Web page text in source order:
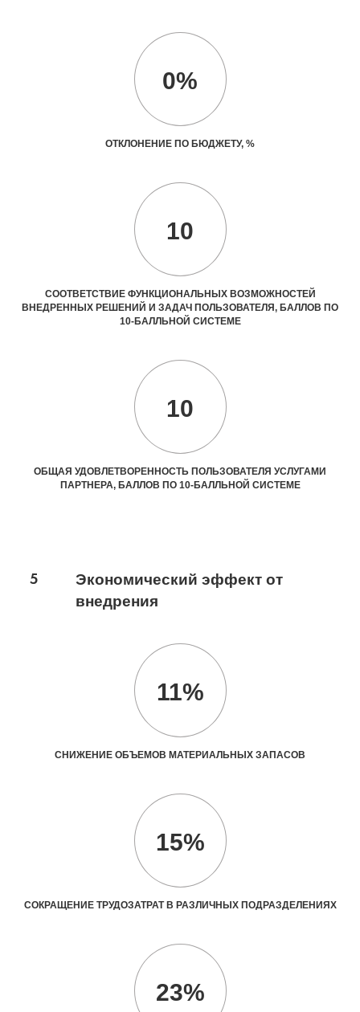
0%
ОТКЛОНЕНИЕ ПО БЮДЖЕТУ, %
10
СООТВЕТСТВИЕ ФУНКЦИОНАЛЬНЫХ ВОЗМОЖНОСТЕЙ
ВНЕДРЕННЫХ РЕШЕНИЙ И ЗАДАЧ ПОЛЬЗОВАТЕЛЯ, БАЛЛОВ ПО
10-БАЛЛЬНОЙ СИСТЕМЕ
10
ОБЩАЯ УДОВЛЕТВОРЕННОСТЬ ПОЛЬЗОВАТЕЛЯ УСЛУГАМИ
ПАРТНЕРА, БАЛЛОВ ПО 10-БАЛЛЬНОЙ СИСТЕМЕ
5
Экономический эффект от
внедрения
11%
СНИЖЕНИЕ ОБЪЕМОВ МАТЕРИАЛЬНЫХ ЗАПАСОВ
15%
СОКРАЩЕНИЕ ТРУДОЗАТРАТ В РАЗЛИЧНЫХ ПОДРАЗДЕЛЕНИЯХ
23%